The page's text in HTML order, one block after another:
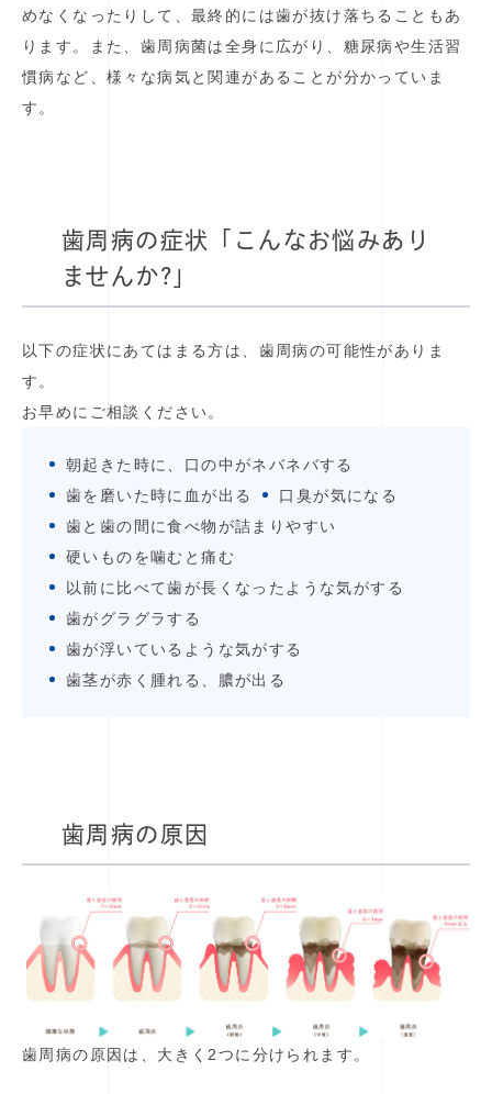
めなくなったりして、最終的には歯が抜け落ちることもあ
ります。また、歯周病菌は全身に広がり、糖尿病や生活習
慣病など、様々な病気と関連があることが分かっていま
す。
歯周病の症状「こんなお悩みあり
ませんか?」
以下の症状にあてはまる方は、歯周病の可能性がありま
す。
お早めにご相談ください。
朝起きた時に、口の中がネバネバする
歯を磨いた時に血が出る
口臭が気になる
歯と歯の間に食べ物が詰まりやすい
硬いものを噛むと痛む
以前に比べて歯が長くなったような気がする
歯がグラグラする
歯が浮いているような気がする
歯茎が赤く腫れる、膿が出る
歯周病の原因
歯周病の原因は、大きく2つに分けられます。